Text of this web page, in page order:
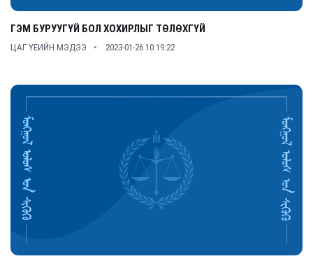
ГЭМ БУРУУГҮЙ БОЛ ХОХИРЛЫГ ТӨЛӨХГҮЙ
ЦАГ ҮЕИЙН МЭДЭЭ 2023-01-26 10:19:22